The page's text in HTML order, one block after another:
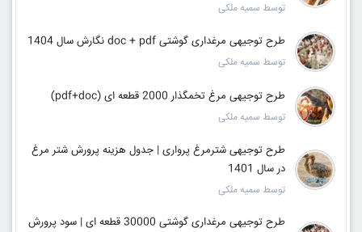
توسط سمیه ملکی
طرح توجیهی مرغداری گوشتی doc + pdf نگارش سال 1404
توسط سمیه ملکی
طرح توجیهی مرغ تخمگذار 2000 قطعه ای (pdf+doc)
توسط سمیه ملکی
طرح توجیهی شترمرغ پرواری | جدول هزینه پرورش شتر مرغ
در سال 1401
توسط سمیه ملکی
طرح توجیهی مرغداری گوشتی 30000 قطعه ای | سود پرورش